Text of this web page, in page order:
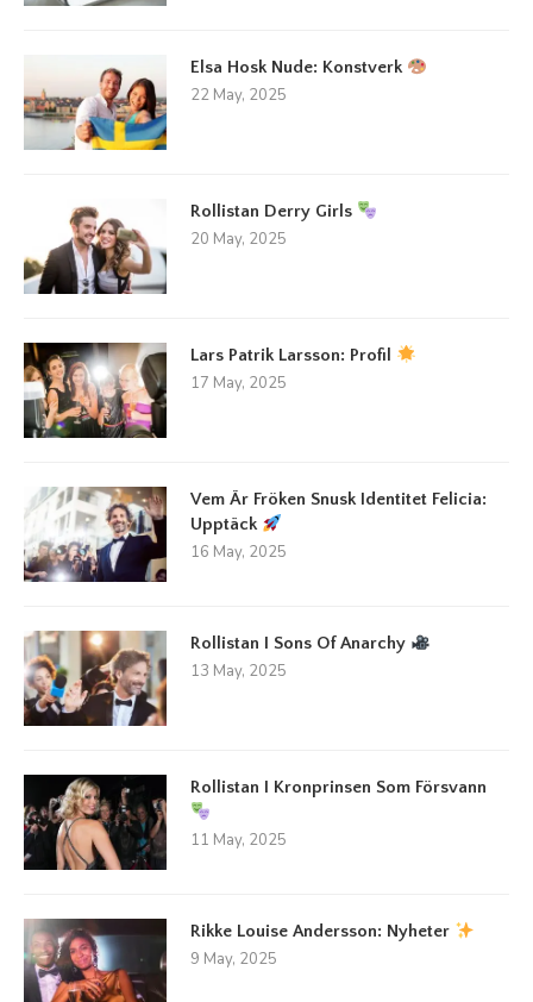
Elsa Hosk Nude: Konstverk
22 May, 2025
Rollistan Derry Girls
20 May, 2025
Lars Patrik Larsson: Profil
17 May, 2025
Vem Är Fröken Snusk Identitet Felicia:
Upptäck
16 May, 2025
Rollistan I Sons Of Anarchy
13 May, 2025
Rollistan I Kronprinsen Som Försvann
11 May, 2025
Rikke Louise Andersson: Nyheter
9 May, 2025